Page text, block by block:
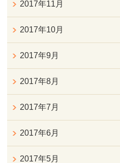
2017年11月
2017年10月
2017年9月
2017年8月
2017年7月
2017年6月
2017年5月